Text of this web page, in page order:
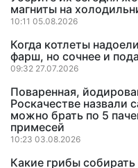
магниты на
10:11 05.08.2026
Когда котлеты
фарш, но сочнее и
09:32 27.07.2026
Поваренная,
Роскачестве назвали
можно брать по 5
примесей
10:23 03.08.2026
Какие грибы